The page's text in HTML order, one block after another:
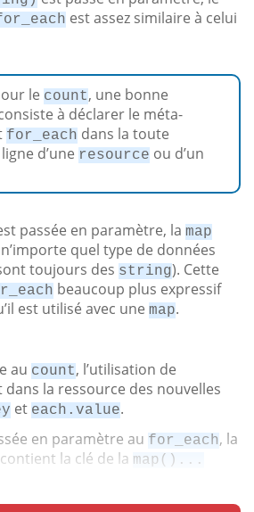
est assez similaire à celui
le count, une bonne
à déclarer le méta-
for_each dans la toute
d’une resource ou d’un
passée en paramètre, la map
quel type de données
toujours des string). Cette
beaucoup plus expressif
est utilisé avec une map.
au count, l’utilisation de
la ressource des nouvelles
et each.value.
en paramètre au for_each, la
contient la clé de la map()...